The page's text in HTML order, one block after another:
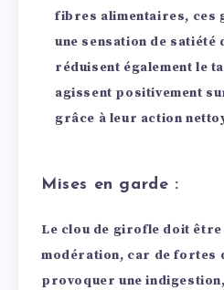
fibres alimentaires, ces
une sensation de satiété
réduisent également le
agissent positivement
grâce à leur action
Mises en garde :
Le clou de girofle doit être
modération, car de fortes
provoquer une